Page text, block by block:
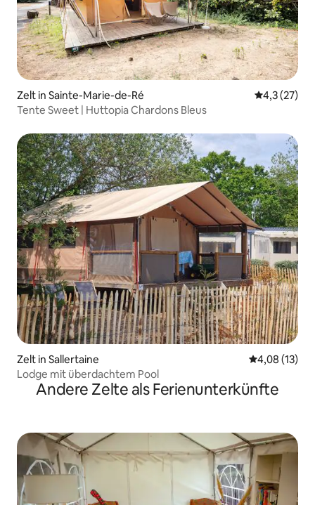
Zelt in Sainte-Marie-de-Ré
4,3 (27)
Tente Sweet | Huttopia Chardons Bleus
Zelt in Sallertaine
4,08 (13)
Lodge mit überdachtem Pool
Andere Zelte als Ferienunterkünfte